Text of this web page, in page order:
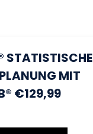
STATISTISCHE
MIT
€129,99